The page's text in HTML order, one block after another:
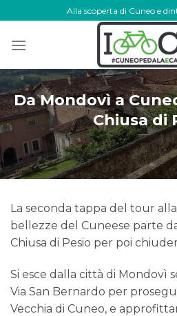
to
content
Alla scoperta di Cuneo e
Da Mondovì a
Chiusa di
La seconda tappa del tour
bellezze del Cuneese parte
Chiusa di Pesio per poi
Si esce dalla città di Mondovì
Via San Bernardo per
Vecchia di Cuneo, e